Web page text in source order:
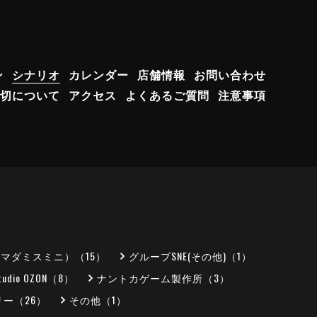
シナリオ カレンダー 店舗情報
お問い合わせ
について アクセス よくあるご質問 注意事項
ダミスミニ）（15）
グループSNE(その他)（1）
OZON（8）
ナントカゲーム製作所（3）
（26） その他（1）